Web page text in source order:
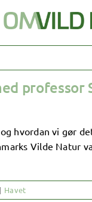
professor
hvordan vi gør
Vilde Natur
| Havet